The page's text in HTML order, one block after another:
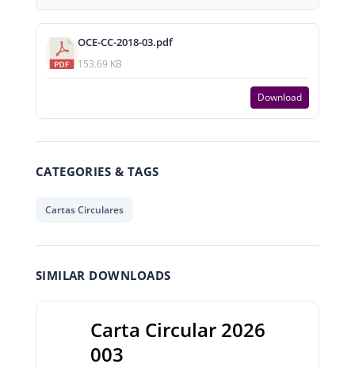
OCE-CC-2018-03.pdf
153.69 KB
Download
CATEGORIES & TAGS
Cartas Circulares
SIMILAR DOWNLOADS
Carta Circular 2026
003